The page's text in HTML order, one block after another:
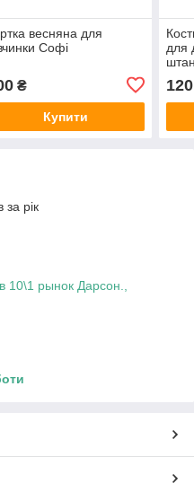
весняна для
Софі
₴
Купити
для
120
за рік
10\1 рынок Дарсон.,